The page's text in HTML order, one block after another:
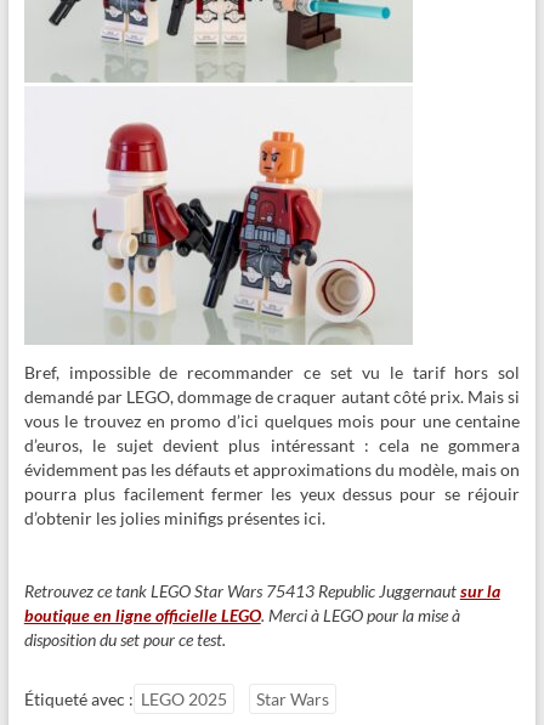
Bref, impossible de recommander ce set vu le tarif hors sol
demandé par LEGO, dommage de craquer autant côté prix. Mais si
vous le trouvez en promo d’ici quelques mois pour une centaine
d’euros, le sujet devient plus intéressant : cela ne gommera
évidemment pas les défauts et approximations du modèle, mais on
pourra plus facilement fermer les yeux dessus pour se réjouir
d’obtenir les jolies minifigs présentes ici.
Retrouvez ce tank LEGO Star Wars 75413 Republic Juggernautsur la
boutique en ligne officielle LEGO. Merci à LEGO pour la mise à
disposition du set pour ce test.
Étiqueté avec : LEGO 2025 Star Wars